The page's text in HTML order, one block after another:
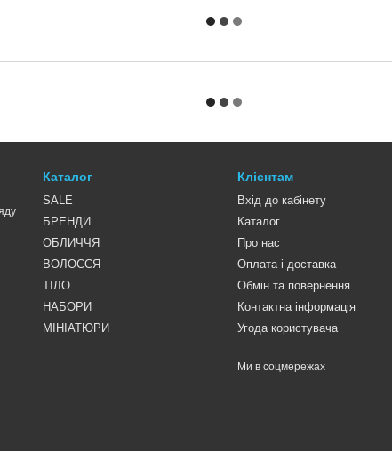
Каталог
SALE
БРЕНДИ
ОБЛИЧЧЯ
ВОЛОССЯ
ТІЛО
НАБОРИ
МІНІАТЮРИ
Клієнтам
Вхід до кабінету
Каталог
Про нас
Оплата і доставка
Обмін та повернення
Контактна інформація
Угода користувача
Ми в соцмережах